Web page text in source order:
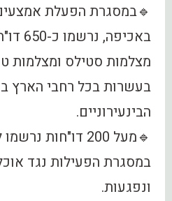
🔹במסגרת הפעלת אמצעים
מצלמות סטילס ומצלמות
בעשרות בכל רחבי הארץ
הבינעירוניים.
🔹מעל 200 דו"חות
במסגרת הפעילות נגד
ונפגעות.